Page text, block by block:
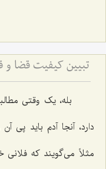
بله، یک وقتى
دارد، آنجا آدم باید پى
مثلاً می‌گویند که فلانى